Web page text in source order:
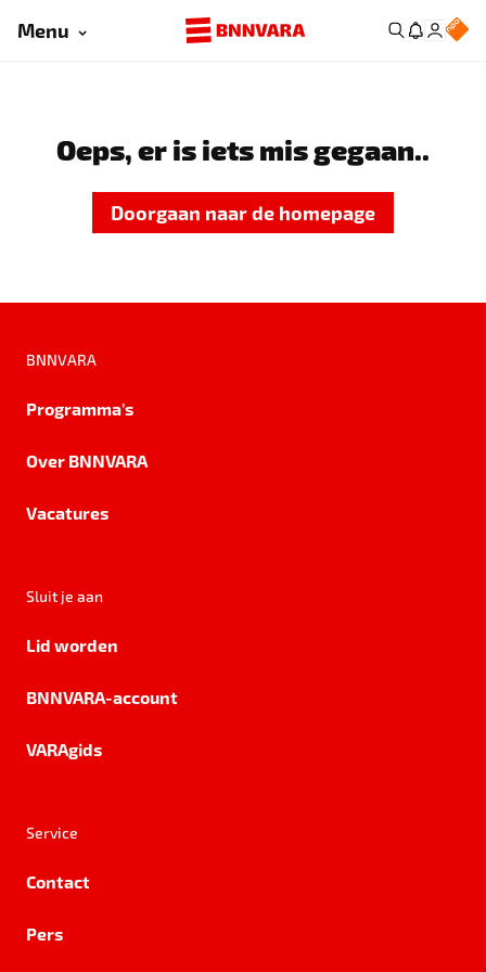
Menu
Oeps, er is iets mis gegaan..
Doorgaan naar de homepage
BNNVARA
Programma's
Over BNNVARA
Vacatures
Sluit je aan
Lid worden
BNNVARA-account
VARAgids
Service
Contact
Pers